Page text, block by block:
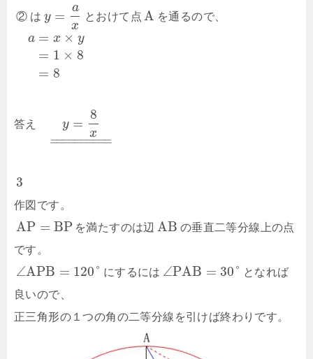
② は y =
a
x
とおけて点 A を通るので、
a =
=
=
x × y
1 × 8
8
答え y =
8
x
– –
––––––––
– –
––––––––
3
作図です。
AP = BP を満たすのは辺 AB の垂直二等分線上の点
です。
∠APB = 120° にするには ∠PAB = 30° となれば
良いので、
正三角形の１つの角の二等分線を引けば終わりです。